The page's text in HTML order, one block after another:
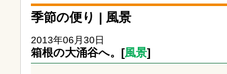
季節の便り | 風景
2013年06月30日
箱根の大涌谷へ。[風景]